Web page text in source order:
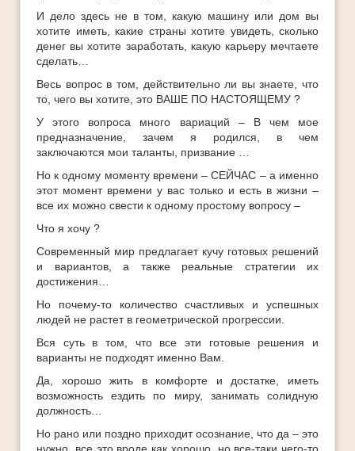
И дело здесь не в том, какую машину или дом вы
хотите иметь, какие страны хотите увидеть, сколько
денег вы хотите заработать, какую карьеру мечтаете
сделать…
Весь вопрос в том, действительно ли вы знаете, что
то, чего вы хотите, это ВАШЕ ПО НАСТОЯЩЕМУ ?
У этого вопроса много вариаций – В чем мое
предназначение, зачем я родился, в чем
заключаются мои таланты, призвание …
Но к одному моменту времени – СЕЙЧАС – а именно
этот момент времени у вас только и есть в жизни –
все их можно свести к одному простому вопросу –
Что я хочу ?
Современный мир предлагает кучу готовых решений
и вариантов, а также реальные стратегии их
достижения…
Но почему-то количество счастливых и успешных
людей не растет в геометрической прогрессии.
Вся суть в том, что все эти готовые решения и
варианты не подходят именно Вам.
Да, хорошо жить в комфорте и достатке, иметь
возможность ездить по миру, занимать солидную
должность…
Но рано или поздно приходит осознание, что да – это
нужно, все это вроде как хорошо, но все-таки чего-то